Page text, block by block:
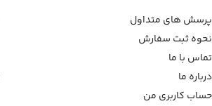
پرسش های متداول
نحوه ثبت سفارش
تماس با ما
درباره ما
حساب کاربری من